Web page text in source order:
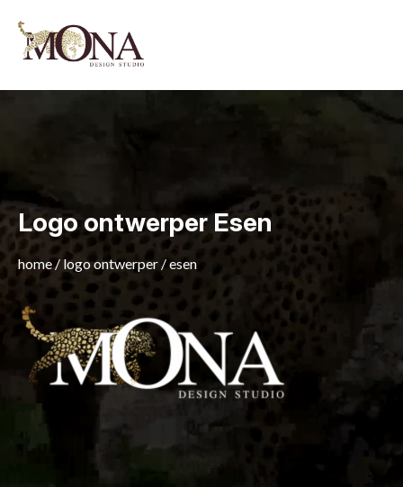
Logo ontwerper Esen
home /logo ontwerper /esen